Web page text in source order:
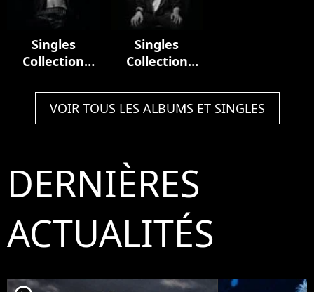
Singles
Collection
Singles
Collection
VOIR TOUS LES ALBUMS ET SINGLES
DERNIÈRES
ACTUALITÉS